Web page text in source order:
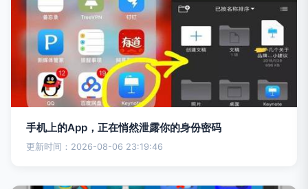
手机上的App，正在悄然泄露你的身份密码
更新时间：2026-08-06 23:19:46